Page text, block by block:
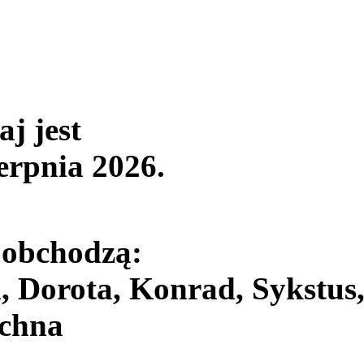
jest
2026.
Konrad, Sykstus,